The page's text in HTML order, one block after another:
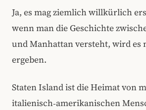
Ja, es mag ziemlich willkürlich
wenn man die Geschichte
und Manhattan versteht, wird es
ergeben.
Staten Island ist die Heimat von
italienisch‑amerikanischen